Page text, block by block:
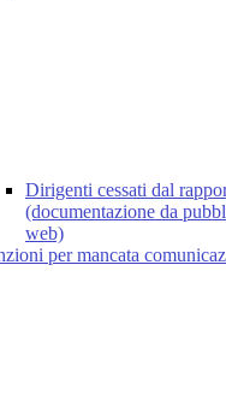
Dirigenti cessati dal
(documentazione da
web)
per mancata